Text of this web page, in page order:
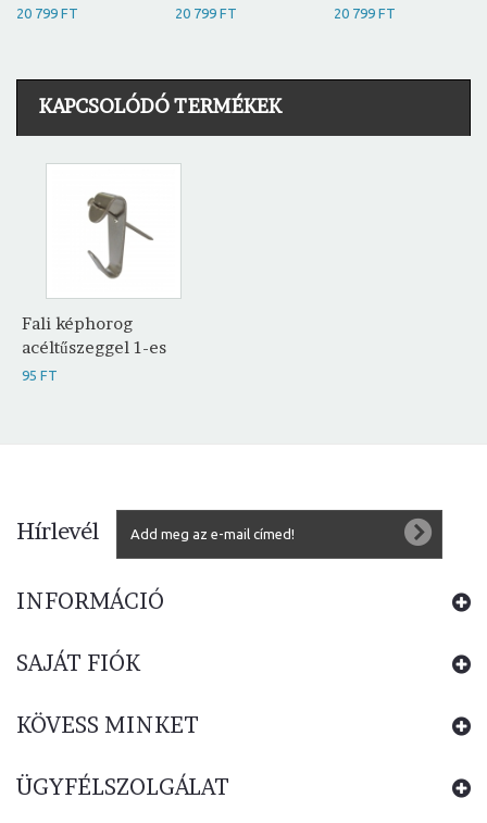
20 799 FT 20 799 FT 20 799 FT
KAPCSOLÓDÓ TERMÉKEK
Fali képhorog
acéltűszeggel 1-es
95 FT
Hírlevél
INFORMÁCIÓ
SAJÁT FIÓK
KÖVESS MINKET
ÜGYFÉLSZOLGÁLAT